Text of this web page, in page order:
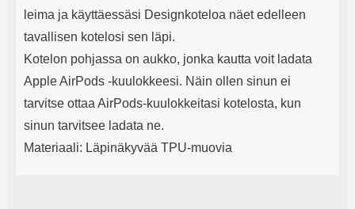
leima ja käyttäessäsi Designkoteloa näet edelleen
tavallisen kotelosi sen läpi.
Kotelon pohjassa on aukko, jonka kautta voit ladata
Apple AirPods -kuulokkeesi. Näin ollen sinun ei
tarvitse ottaa AirPods-kuulokkeitasi kotelosta, kun
sinun tarvitsee ladata ne.
Materiaali: Läpinäkyvää TPU-muovia